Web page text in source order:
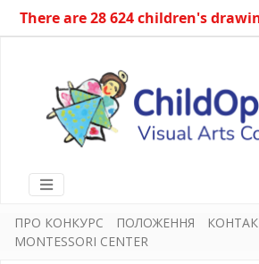
There are 28 624 children's
ПРО КОНКУРС ПОЛОЖЕННЯ
MONTESSORI CENTER